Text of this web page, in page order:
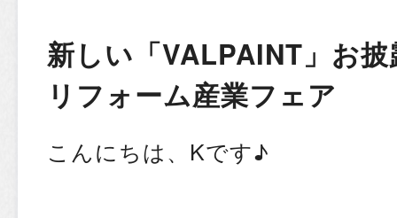
新しい「VALPAINT」お披
リフォーム産業フェア
こんにちは、Kです♪